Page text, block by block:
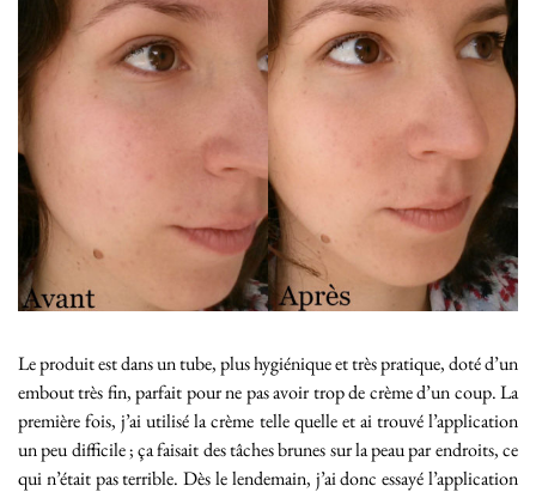
Le produit est dans un tube, plus hygiénique et très pratique, doté d’un
embout très fin, parfait pour ne pas avoir trop de crème d’un coup. La
première fois, j’ai utilisé la crème telle quelle et ai trouvé l’application
un peu difficile ; ça faisait des tâches brunes sur la peau par endroits, ce
qui n’était pas terrible. Dès le lendemain, j’ai donc essayé l’application